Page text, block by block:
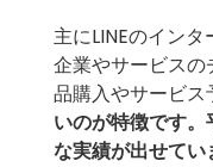
主にLINEのイン
企業やサービス
品購入やサービス
いのが特徴です
な実績が出せてい